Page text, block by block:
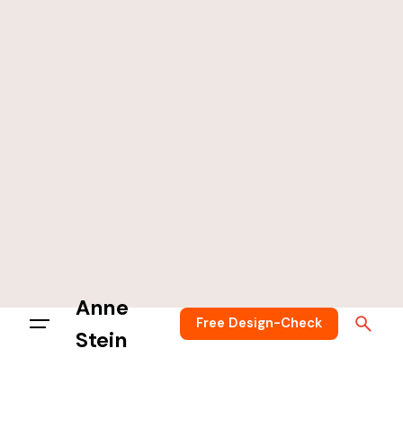
Anne
Stein
Free Design-Check